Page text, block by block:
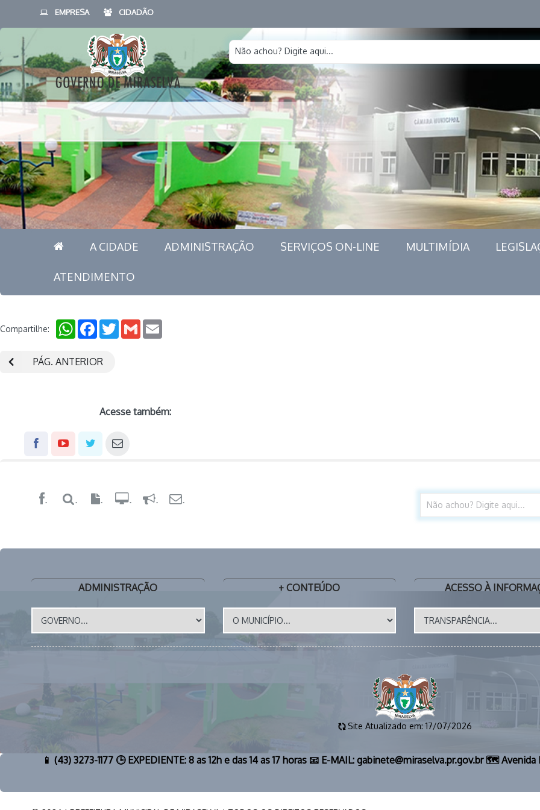
EMPRESA CIDADÃO
Não achou? Digite aqui...
A CIDADE ADMINISTRAÇÃO SERVIÇOS ON-LINE MULTIMÍDIA
ATENDIMENTO
Compartilhe: WhatsAppFacebookTwitterGmail
PÁG. ANTERIOR
Acesse também:
. . .
ADMINISTRAÇÃO + CONTEÚDO ACESSO À
Site Atualizado em: 17/07/2026
📱 (43) 3273-1177 🕒 EXPEDIENTE: 8 as 12h e das 14 as 17 horas 📧 E-MAIL: gabinete@miraselva.pr.gov.br 🗺️